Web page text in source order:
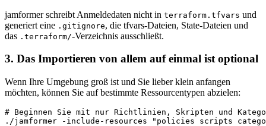
jamformer schreibt Anmeldedaten nicht in terraform.tfvars und
generiert eine .gitignore, die tfvars-Dateien, State-Dateien und
das .terraform/-Verzeichnis ausschließt.
3. Das Importieren von allem auf einmal ist optional
Wenn Ihre Umgebung groß ist und Sie lieber klein anfangen
möchten, können Sie auf bestimmte Ressourcentypen abzielen:
# Beginnen Sie mit nur Richtlinien, Skripten und
./jamformer -include-resources "policies scripts